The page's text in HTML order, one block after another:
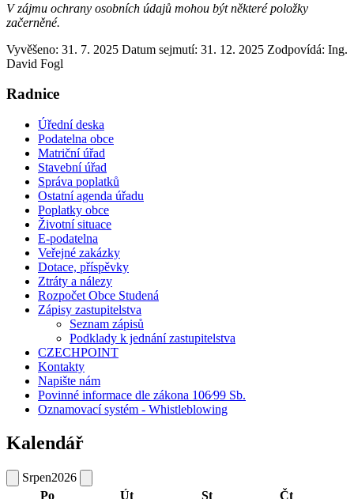
V zájmu ochrany osobních údajů mohou být některé položky
začerněné.
Vyvěšeno: 31. 7. 2025 Datum sejmutí: 31. 12. 2025 Zodpovídá: Ing.
David Fogl
Radnice
Úřední deska
Podatelna obce
Matriční úřad
Stavební úřad
Správa poplatků
Ostatní agenda úřadu
Poplatky obce
Životní situace
E-podatelna
Veřejné zakázky
Dotace, příspěvky
Ztráty a nálezy
Rozpočet Obce Studená
Zápisy zastupitelstva
Seznam zápisů
Podklady k jednání zastupitelstva
CZECHPOINT
Kontakty
Napište nám
Povinné informace dle zákona 106⁄99 Sb.
Oznamovací systém - Whistleblowing
Kalendář
Srpen2026
Po
Út St Čt